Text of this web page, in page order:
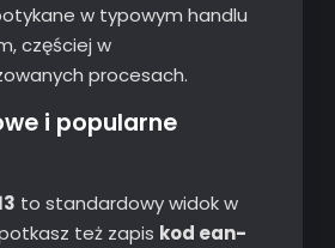
w typowym handlu
częściej w
procesach.
i popularne
to standardowy widok w
też zapis kod ean-